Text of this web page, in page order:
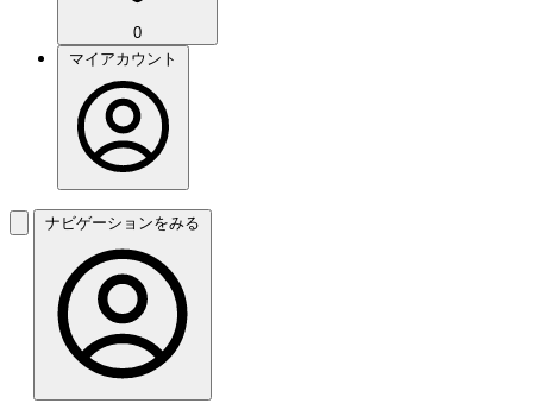
0
マイアカウント
ナビゲーションをみる